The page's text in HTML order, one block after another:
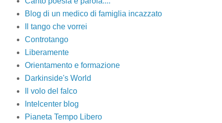
Blog di un medico di famiglia incazzato
Il tango che vorrei
Controtango
Liberamente
Orientamento e formazione
Darkinside's World
Il volo del falco
Intelcenter blog
Pianeta Tempo Libero